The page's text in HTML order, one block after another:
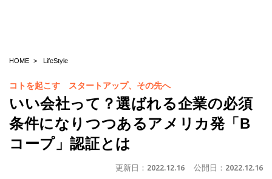
HOME LifeStyle
コトを起こす スタートアップ、その先へ
いい会社って？選ばれる企業の必須
条件になりつつあるアメリカ発「B
コープ」認証とは
更新日： 2022.12.16 公開日： 2022.12.16